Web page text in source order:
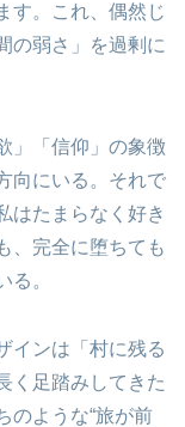
す。これ、偶然じ
の弱さ」を過剰に
」「信仰」の象徴
向にいる。それで
はたまらなく好き
、完全に堕ちても
る。
インは「村に残る
く足踏みしてきた
のような“旅が前